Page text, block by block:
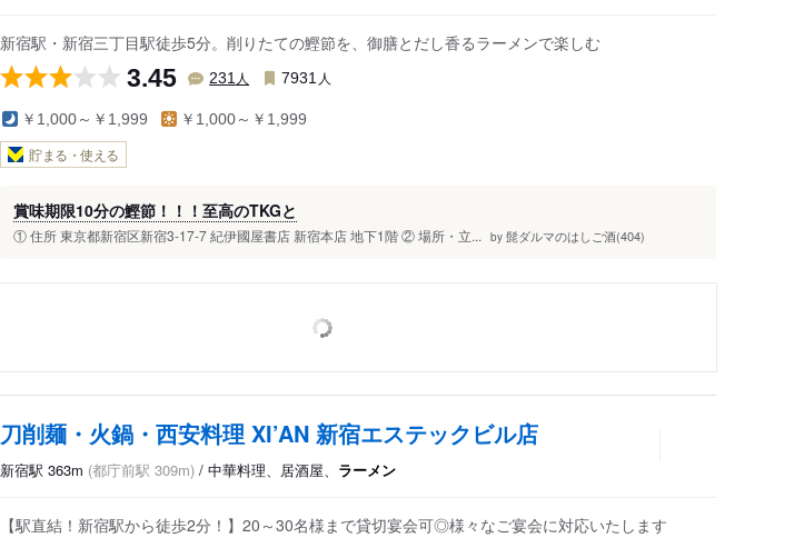
新宿駅・新宿三丁目駅徒歩5分。削りたての鰹節を、御膳とだし香るラーメンで楽しむ
3.45 231 人 7931 人
￥1,000～￥1,999 ￥1,000～￥1,999
貯まる・使える
賞味期限10分の鰹節！！！至高のTKGと
① 住所 東京都新宿区新宿3-17-7 紀伊國屋書店 新宿本店 地下1階 ② 場所・立... by 髭ダルマのはしご酒(404)
刀削麺・火鍋・西安料理 XI’AN 新宿エステックビル店
新宿駅 363m (都庁前駅 309m) / 中華料理、居酒屋、 ラーメン
【駅直結！新宿駅から徒歩2分！】20～30名様まで貸切宴会可◎様々なご宴会に対応いたします